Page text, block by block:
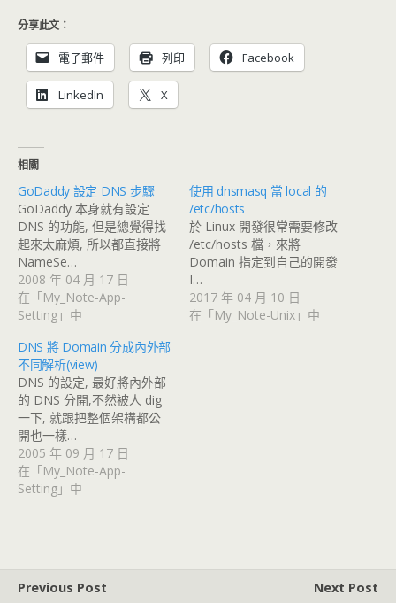
分享此文：
電子郵件 列印 Facebook
LinkedIn X
相關
GoDaddy 設定 DNS 步驟
GoDaddy 本身就有設定
DNS 的功能, 但是總覺得找
起來太麻煩, 所以都直接將
NameSe…
2008 年 04 月 17 日
在「My_Note-App-
Setting」中
使用 dnsmasq 當 local 的
/etc/hosts
於 Linux 開發很常需要修改
/etc/hosts 檔，來將
Domain 指定到自己的開發
I…
2017 年 04 月 10 日
在「My_Note-Unix」中
DNS 將 Domain 分成內外部
不同解析(view)
DNS 的設定, 最好將內外部
的 DNS 分開,不然被人 dig
一下, 就跟把整個架構都公
開也一樣…
2005 年 09 月 17 日
在「My_Note-App-
Setting」中
Previous Post
Next Post